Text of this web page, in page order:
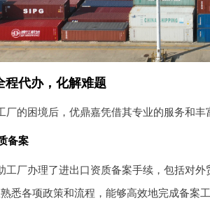
程代办，化解难题
厂的困境后，优鼎嘉凭借其专业的服务和
备案
工厂办理了进出口资质备案手续，包括对
悉各项政策和流程，能够高效地完成备案